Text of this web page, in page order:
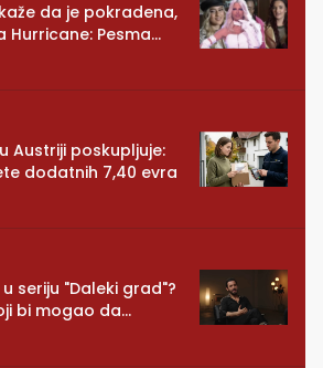
da je pokradena,
Pesma
Austriji poskupljuje:
dodatnih 7,40 evra
seriju "Daleki grad"?
bi mogao da